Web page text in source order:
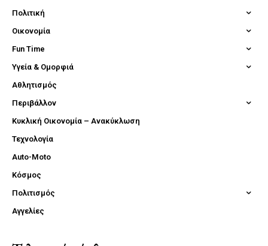
Πολιτική
Οικονομία
Fun Time
Υγεία & Ομορφιά
Αθλητισμός
Περιβάλλον
Κυκλική Οικονομία – Ανακύκλωση
Τεχνολογία
Auto-Moto
Κόσμος
Πολιτισμός
Αγγελίες